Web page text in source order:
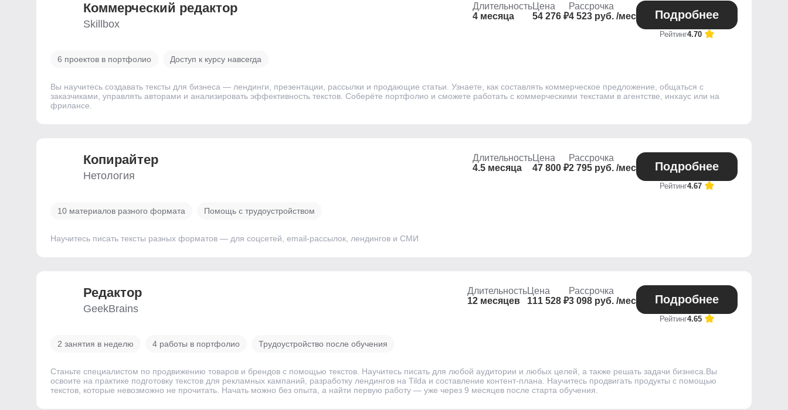
Коммерческий редактор
Skillbox
Длительность
4 месяца
Цена
54 276 ₽
Рассрочка
4 523 руб. /мес
Подробнее
Рейтинг4.70
6 проектов в портфолио Доступ к курсу навсегда
Вы научитесь создавать тексты для бизнеса — лендинги, презентации, рассылки и продающие статьи. Узнаете, как составлять коммерческое предложение, общаться с
заказчиками, управлять авторами и анализировать эффективность текстов. Соберёте портфолио и сможете работать с коммерческими текстами в агентстве, инхаус или на
фрилансе.
Копирайтер
Нетология
Длительность
4.5 месяца
Цена
47 800 ₽
Рассрочка
2 795 руб. /мес
Подробнее
Рейтинг4.67
10 материалов разного формата Помощь с трудоустройством
Научитесь писать тексты разных форматов — для соцсетей, email-рассылок, лендингов и СМИ
Редактор
GeekBrains
Длительность
12 месяцев
Цена
111 528 ₽
Рассрочка
3 098 руб. /мес
Подробнее
Рейтинг4.65
2 занятия в неделю 4 работы в портфолио Трудоустройство после обучения
Станьте специалистом по продвижению товаров и брендов с помощью текстов. Научитесь писать для любой аудитории и любых целей, а также решать задачи бизнеса.Вы
освоите на практике подготовку текстов для рекламных кампаний, разработку лендингов на Tilda и составление контент-плана. Научитесь продвигать продукты с помощью
текстов, которые невозможно не прочитать. Начать можно без опыта, а найти первую работу — уже через 9 месяцев после старта обучения.